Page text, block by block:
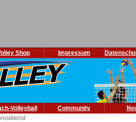
Shop Impressum
Volleyball Community